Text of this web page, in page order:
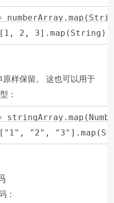
2, 3].map(String);
样保留。 这也可以用于
：
"2",
：